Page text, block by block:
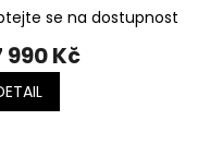
se na dostupnost
990 Kč